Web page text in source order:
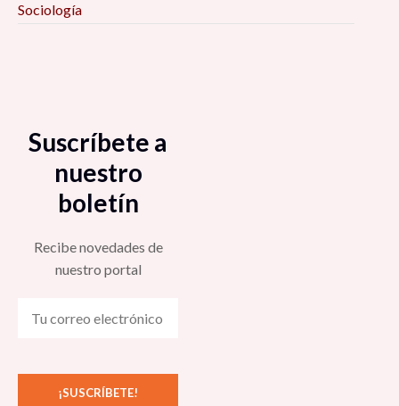
Sociología
Suscríbete a
nuestro
boletín
Recibe novedades de
nuestro portal